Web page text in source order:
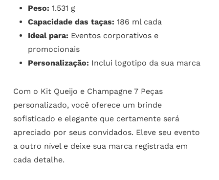
Peso: 1.531 g
Capacidade das taças: 186 ml cada
Ideal para: Eventos corporativos e
promocionais
Personalização: Inclui logotipo da sua marca
Com o Kit Queijo e Champagne 7 Peças
personalizado, você oferece um brinde
sofisticado e elegante que certamente será
apreciado por seus convidados. Eleve seu evento
a outro nível e deixe sua marca registrada em
cada detalhe.